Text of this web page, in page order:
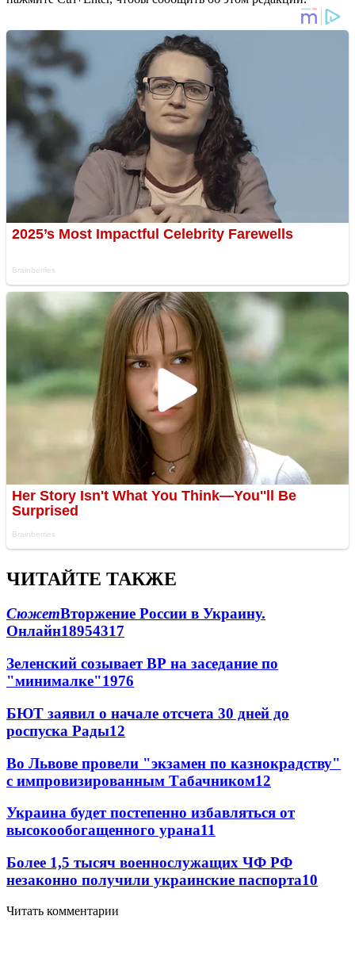
ЧИТАЙТЕ ТАКЖЕ
СюжетВторжение России в Украину.
Онлайн18954317
Зеленский созывает ВР на заседание по
"минималке"1976
БЮТ заявил о начале отсчета 30 дней до
роспуска Рады12
Во Львове провели "экзамен по казнокрадству"
с импровизированным Табачником12
Украина будет постепенно избавляться от
высокообогащенного урана11
Более 1,5 тысяч военнослужащих ЧФ РФ
незаконно получили украинские паспорта10
Читать комментарии